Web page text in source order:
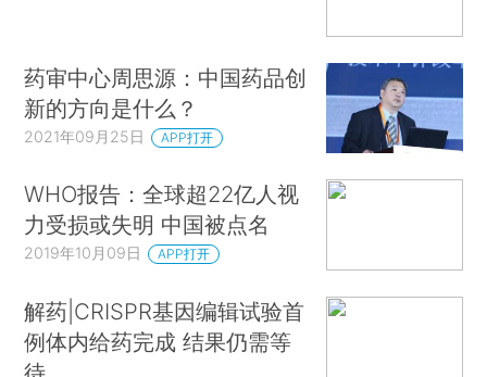
药审中心周思源：中国药品创
新的方向是什么？
2021年09月25日 APP打开
WHO报告：全球超22亿人视
力受损或失明 中国被点名
2019年10月09日 APP打开
解药|CRISPR基因编辑试验首
例体内给药完成 结果仍需等